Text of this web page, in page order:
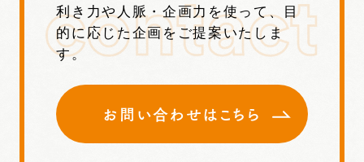
利き力や人脈・企画力を使って、目
的に応じた企画をご提案いたしま
す。
お問い合わせはこちら